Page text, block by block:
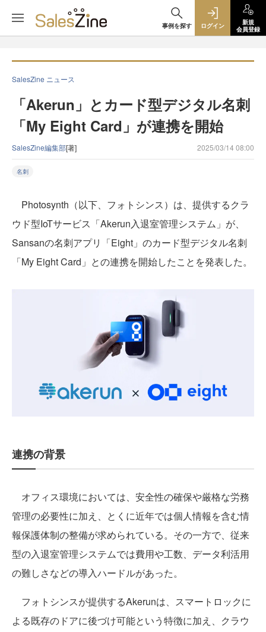
事例を探す ログイン
新規
会員登録
SalesZine ニュース
「Akerun」とカード型デジタル名刺
「My Eight Card」が連携を開始
SalesZine編集部[著] 2025/03/14 08:00
名刺
Photosynth（以下、フォトシンス）は、提供するクラ
ウド型IoTサービス「Akerun入退室管理システム」が、
Sansanの名刺アプリ「Eight」のカード型デジタル名刺
「My Eight Card」との連携を開始したことを発表した。
連携の背景
オフィス環境においては、安全性の確保や厳格な労務
管理の必要性に加え、とくに近年では個人情報を含む情
報保護体制の整備が求められている。その一方で、従来
型の入退室管理システムでは費用や工数、データ利活用
の難しさなどの導入ハードルがあった。
フォトシンスが提供するAkerunは、スマートロックに
よる既存のドアに後づけ可能という特徴に加え、クラウ